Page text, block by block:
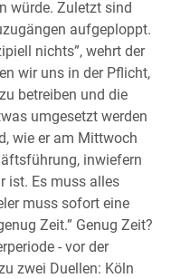
würde. Zuletzt sind
aufgeploppt.
nichts”, wehrt der
wir uns in der Pflicht,
betreiben und die
umgesetzt werden
wie er am Mittwoch
inwiefern
ist. Es muss alles
muss sofort eine
Zeit.” Genug Zeit?
- vor der
zwei Duellen: Köln